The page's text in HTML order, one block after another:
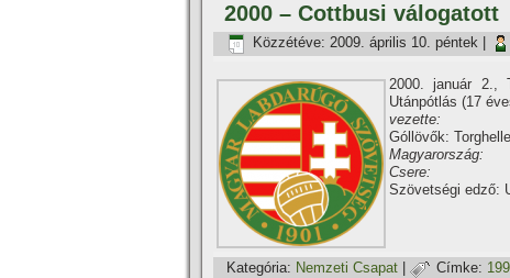
2000 – Cottbusi válogatott
Közzétéve: 2009. április 10. péntek
2000. január 2.,
Utánpótlás (17
vezette:
Góllövők: Torghelle
Magyarország:
Csere:
Szövetségi edző:
Kategória: Nemzeti Csapat Címke: